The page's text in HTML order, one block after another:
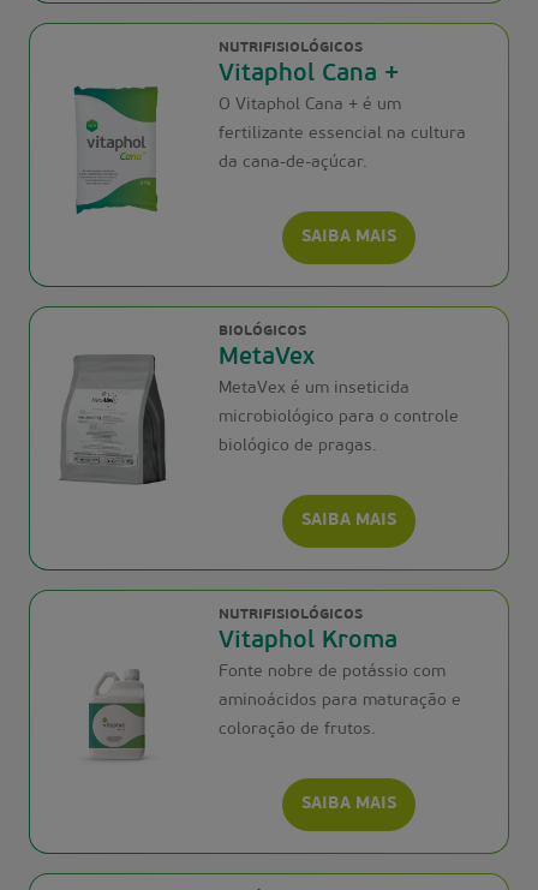
NUTRIFISIOLÓGICOS
Vitaphol Cana +
O Vitaphol Cana + é um
fertilizante essencial na cultura
da cana-de-açúcar.
SAIBA MAIS
BIOLÓGICOS
MetaVex
MetaVex é um inseticida
microbiológico para o controle
biológico de pragas.
SAIBA MAIS
NUTRIFISIOLÓGICOS
Vitaphol Kroma
Fonte nobre de potássio com
aminoácidos para maturação e
coloração de frutos.
SAIBA MAIS